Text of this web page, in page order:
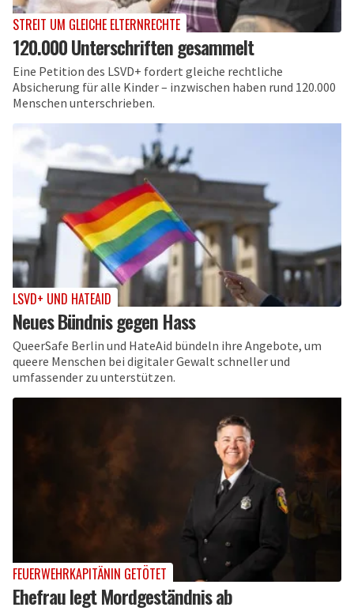
STREIT UM GLEICHE ELTERNRECHTE
120.000 Unterschriften gesammelt
Eine Petition des LSVD+ fordert gleiche rechtliche
Absicherung für alle Kinder – inzwischen haben rund 120.000
Menschen unterschrieben.
LSVD+ UND HATEAID
Neues Bündnis gegen Hass
QueerSafe Berlin und HateAid bündeln ihre Angebote, um
queere Menschen bei digitaler Gewalt schneller und
umfassender zu unterstützen.
FEUERWEHRKAPITÄNIN GETÖTET
Ehefrau legt Mordgeständnis ab